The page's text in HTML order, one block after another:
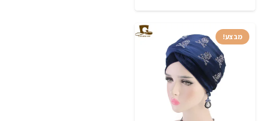
המקורי
₪42.43.
הנוכחי
₪33.93.
מבצע!